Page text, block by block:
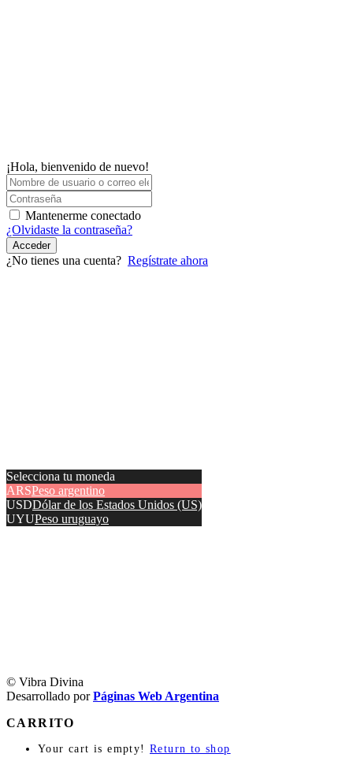
¡Hola, bienvenido de nuevo!
Mantenerme conectado
¿Olvidaste la contraseña?
Acceder
¿No tienes una cuenta? Regístrate ahora
© Vibra Divina
Desarrollado porPáginas Web Argentina
Selecciona tu moneda
ARSPeso argentino
USDDólar de los Estados Unidos (US)
UYUPeso uruguayo
CARRITO
Your cart is empty! Return to shop